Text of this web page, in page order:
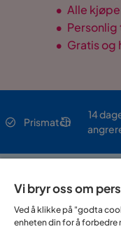
• Alle
•
• Gratis
Prismatch
14
Sortiment & tilbud
Vi bryr oss om
Ved å klikke på "godta
enheten din for å